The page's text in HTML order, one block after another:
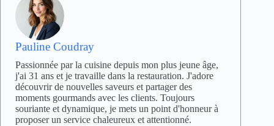
Pauline Coudray
Passionnée par la cuisine depuis mon plus jeune âge,
j'ai 31 ans et je travaille dans la restauration. J'adore
découvrir de nouvelles saveurs et partager des
moments gourmands avec les clients. Toujours
souriante et dynamique, je mets un point d'honneur à
proposer un service chaleureux et attentionné.